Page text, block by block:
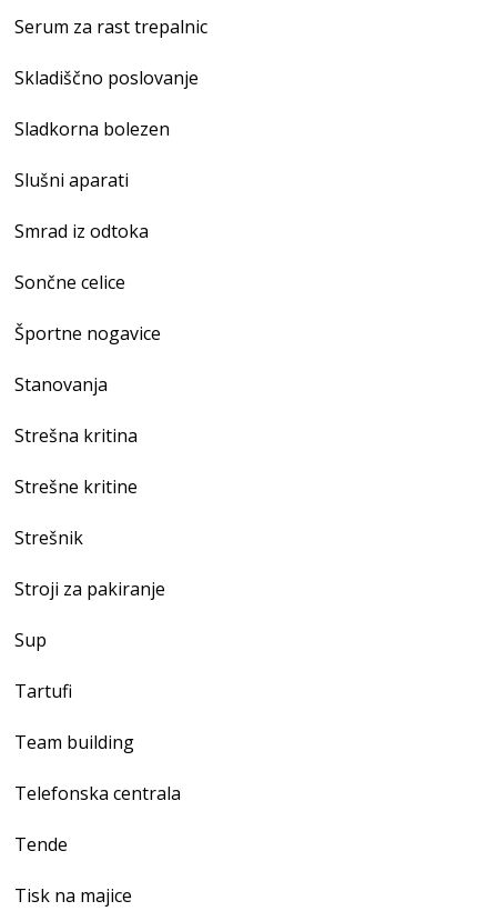
Serum za rast trepalnic
Skladiščno poslovanje
Sladkorna bolezen
Slušni aparati
Smrad iz odtoka
Sončne celice
Športne nogavice
Stanovanja
Strešna kritina
Strešne kritine
Strešnik
Stroji za pakiranje
Sup
Tartufi
Team building
Telefonska centrala
Tende
Tisk na majice